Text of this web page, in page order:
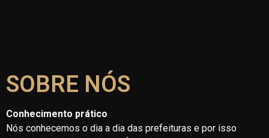
SOBRE NÓS
Conhecimento prático
Nós conhecemos o dia a dia das prefeituras e por isso